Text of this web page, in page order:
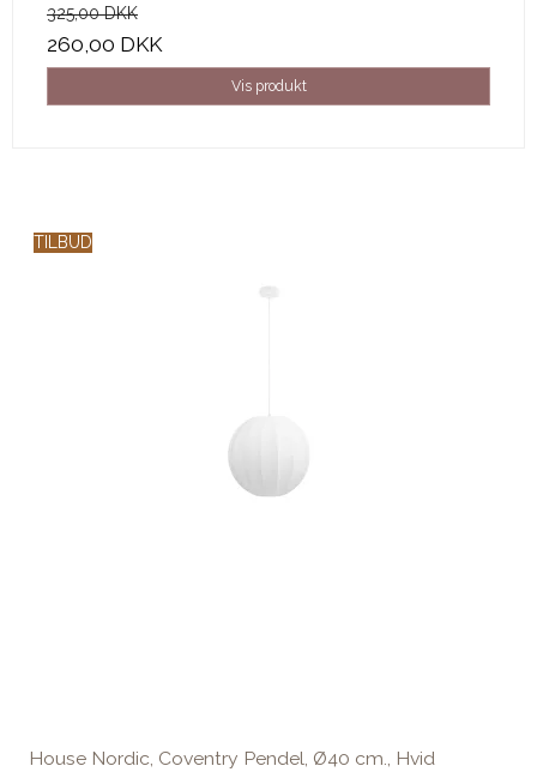
325,00 DKK
260,00 DKK
Vis produkt
TILBUD
House Nordic, Coventry Pendel, Ø40 cm., Hvid